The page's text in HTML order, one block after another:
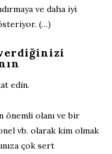
ve daha iyi
(…)
verdiğinizi
edin.
önemli olanı ve bir
vb. olarak kim olmak
çok sert